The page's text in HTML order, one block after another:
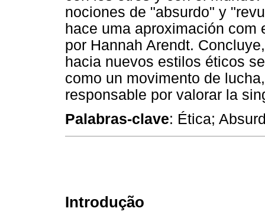
nociones de "absurdo" y
hace uma aproximación com
por Hannah Arendt.
hacia nuevos estilos éticos
como un movimento de
responsable por valorar la
Palabras-clave: Ética;
Introdução